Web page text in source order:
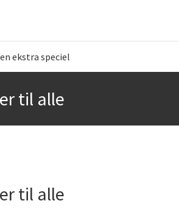
ekstra speciel
København?
mad ude
til alle
til alle